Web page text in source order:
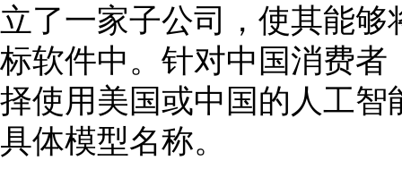
立了一家子公司，使其能
标软件中。针对中国消费
择使用美国或中国的人工
具体模型名称。